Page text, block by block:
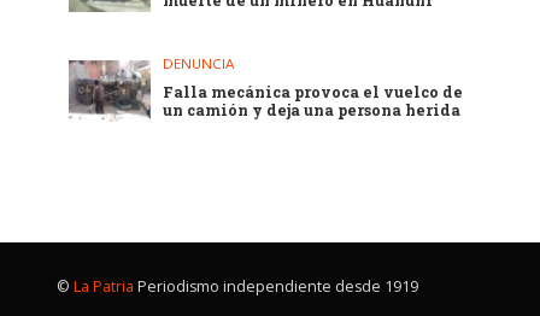
DENUNCIA
Falla mecánica provoca el vuelco de
un camión y deja una persona herida
© La Patria Periodismo independiente desde 1919